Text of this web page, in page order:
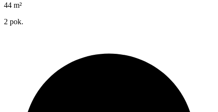
44 m²
2 pok.